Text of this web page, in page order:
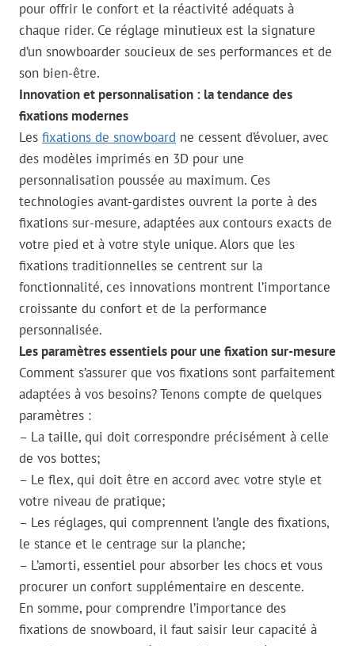
pour offrir le confort et la réactivité adéquats à
chaque rider. Ce réglage minutieux est la signature
d’un snowboarder soucieux de ses performances et de
son bien-être.
Innovation et personnalisation : la tendance des
fixations modernes
Les fixations de snowboard ne cessent d’évoluer, avec
des modèles imprimés en 3D pour une
personnalisation poussée au maximum. Ces
technologies avant-gardistes ouvrent la porte à des
fixations sur-mesure, adaptées aux contours exacts de
votre pied et à votre style unique. Alors que les
fixations traditionnelles se centrent sur la
fonctionnalité, ces innovations montrent l’importance
croissante du confort et de la performance
personnalisée.
Les paramètres essentiels pour une fixation sur-mesure
Comment s’assurer que vos fixations sont parfaitement
adaptées à vos besoins? Tenons compte de quelques
paramètres :
– La taille, qui doit correspondre précisément à celle
de vos bottes;
– Le flex, qui doit être en accord avec votre style et
votre niveau de pratique;
– Les réglages, qui comprennent l’angle des fixations,
le stance et le centrage sur la planche;
– L’amorti, essentiel pour absorber les chocs et vous
procurer un confort supplémentaire en descente.
En somme, pour comprendre l’importance des
fixations de snowboard, il faut saisir leur capacité à